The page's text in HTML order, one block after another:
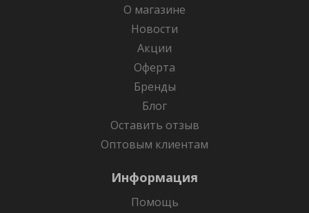
О магазине
Новости
Акции
Оферта
Бренды
Блог
Оставить отзыв
Оптовым клиентам
Информация
Помощь